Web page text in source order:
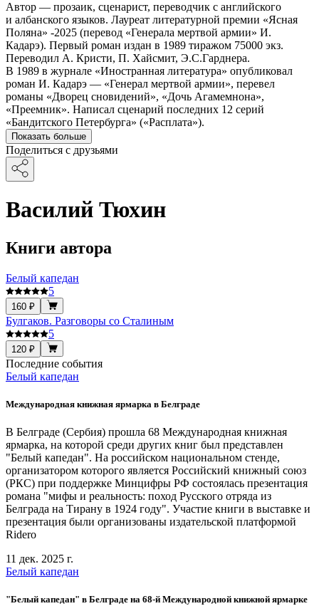
Автор — прозаик, сценарист, переводчик с английского
и албанского языков. Лауреат литературной премии «Ясная
Поляна» -2025 (перевод «Генерала мертвой армии» И.
Кадарэ). Первый роман издан в 1989 тиражом 75000 экз.
Переводил А. Кристи, П. Хайсмит, Э.С.Гарднера.
В 1989 в журнале «Иностранная литература» опубликовал
роман И. Кадарэ — «Генерал мертвой армии», перевел
романы «Дворец сновидений», «Дочь Агамемнона»,
«Преемник». Написал сценарий последних 12 серий
«Бандитского Петербурга» («Расплата»).
Показать больше
Поделиться с друзьями
Василий Тюхин
Книги автора
Белый капедан
5
160 ₽
Булгаков. Разговоры со Сталиным
5
120 ₽
Последние события
Белый капедан
Международная книжная ярмарка в Белграде
В Белграде (Сербия) прошла 68 Международная книжная
ярмарка, на которой среди других книг был представлен
"Белый капедан". На российском национальном стенде,
организатором которого является Российский книжный союз
(РКС) при поддержке Минцифры РФ состоялась презентация
романа "мифы и реальность: поход Русского отряда из
Белграда на Тирану в 1924 году". Участие книги в выставке и
презентация были организованы издательской платформой
Ridero
11 дек. 2025 г.
Белый капедан
"Белый капедан" в Белграде на 68-й Международной книжной ярмарке